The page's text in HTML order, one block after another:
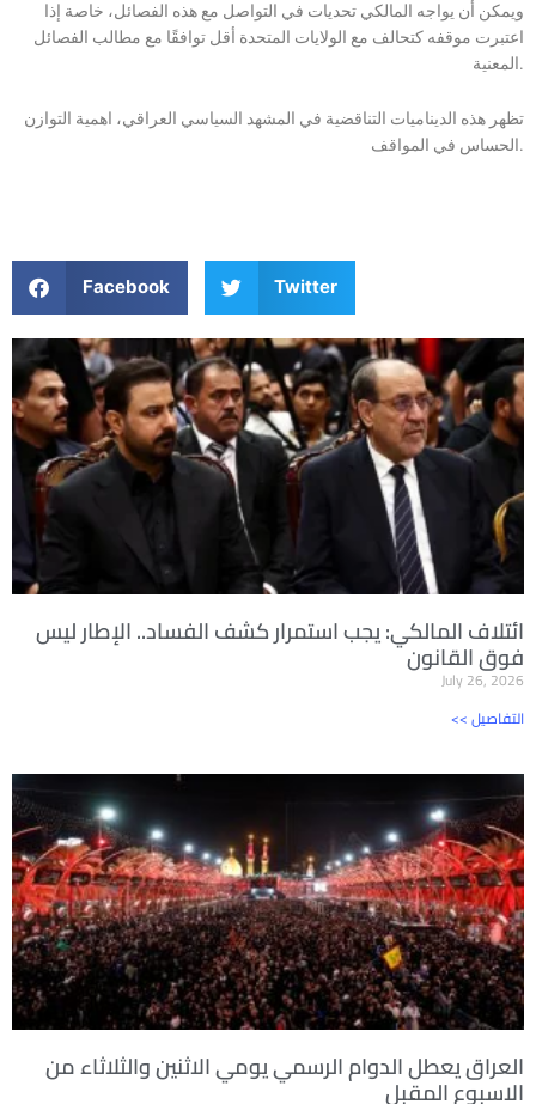
ويمكن أن يواجه المالكي تحديات في التواصل مع هذه الفصائل، خاصة إذا
اعتبرت موقفه كتحالف مع الولايات المتحدة أقل توافقًا مع مطالب الفصائل
المعنية.
تظهر هذه الديناميات التناقضية في المشهد السياسي العراقي، اهمية التوازن
الحساس في المواقف.
Facebook Twitter
ائتلاف المالكي: يجب استمرار كشف الفساد.. الإطار ليس
فوق القانون
July 26, 2026
<< التفاصيل
العراق يعطل الدوام الرسمي يومي الاثنين والثلاثاء من
الاسبوع المقبل